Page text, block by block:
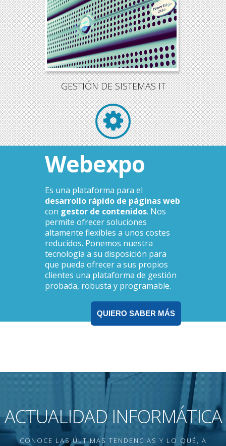
GESTIÓN DE SISTEMAS IT
Webexpo
Es una plataforma para el
desarrollo rápido de páginas web
con gestor de contenidos. Nos
permite ofrecer soluciones
altamente flexibles a unos costes
reducidos. Ponemos nuestra
tecnología a su disposición para
que pueda ofrecer a sus propios
clientes una plataforma de gestión
probada, robusta y programable.
QUIERO SABER MÁS
ACTUALIDAD INFORMÁTICA
CONOCE LAS ÚLTIMAS TENDENCIAS Y LO QUÉ, A